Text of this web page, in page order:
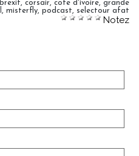
brexit corsair cote d'ivoire grande
misterfly podcast selectour afat
Notez